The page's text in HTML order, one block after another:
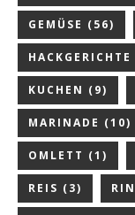
GEMÜSE (56)
HACKGERICHTE
KUCHEN (9)
MARINADE (10)
OMLETT (1)
REIS (3)